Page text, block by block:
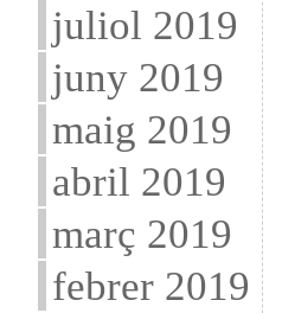
juliol 2019
juny 2019
maig 2019
abril 2019
març 2019
febrer 2019